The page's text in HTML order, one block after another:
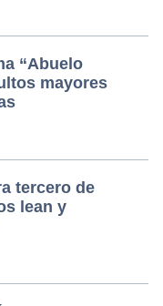
“Abuelo
mayores
tercero de
lean y